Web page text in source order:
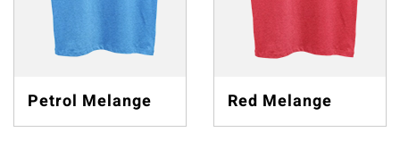
Red Melange
Petrol Melange